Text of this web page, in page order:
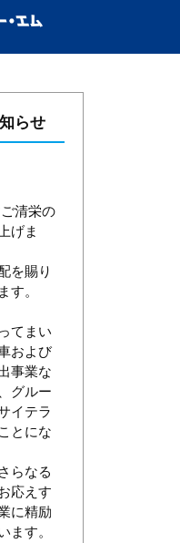
らせ
清栄の
げま
を賜り
す。
てまい
および
事業な
グルー
イテラ
とにな
らなる
応えす
に精励
ます。